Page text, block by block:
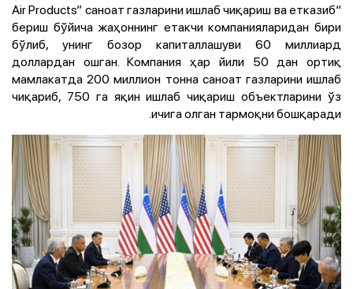
“Air Products” саноат газларини ишлаб чиқариш ва етказиб
бериш бўйича жаҳоннинг етакчи компанияларидан бири
бўлиб, унинг бозор капиталлашуви 60 миллиард
доллардан ошган. Компания ҳар йили 50 дан ортиқ
мамлакатда 200 миллион тонна саноат газларини ишлаб
чиқариб, 750 га яқин ишлаб чиқариш объектларини ўз
ичига олган тармоқни бошқаради.